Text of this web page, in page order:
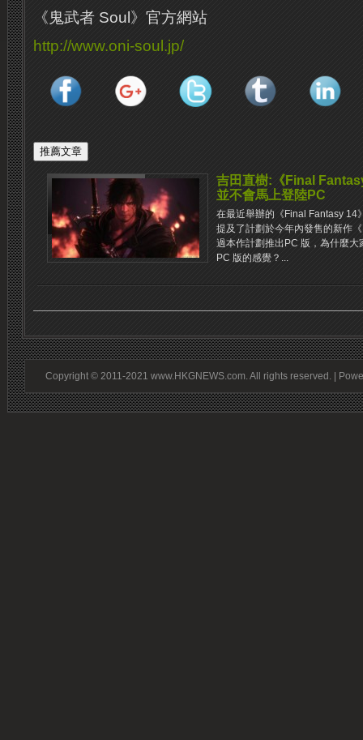
《鬼武者 Soul》官方網站
http://www.oni-soul.jp/
吉田直樹:《Final
並不會馬上登陸PC
在最近舉辦的《Final Fantasy 14
提及了計劃於今年內發售的新作
過本作計劃推出PC 版，為什麼
PC 版的感覺？...
Copyright © 2011-2021 www.HKGNEWS.com. All rights reserved. |